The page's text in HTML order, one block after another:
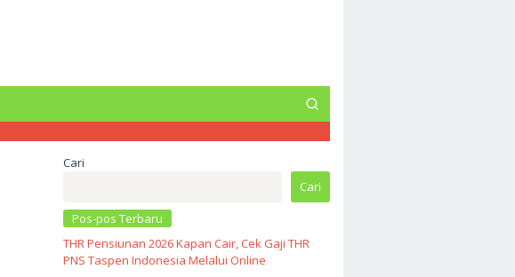
Cari
Cari
Pos-pos Terbaru
THR Pensiunan 2026 Kapan Cair, Cek Gaji THR
PNS Taspen Indonesia Melalui Online